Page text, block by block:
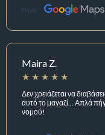
Πηγή:
Maira Z.
Δεν χρειάζεται να
αυτό το μαγαζί... Απλά
νομού!